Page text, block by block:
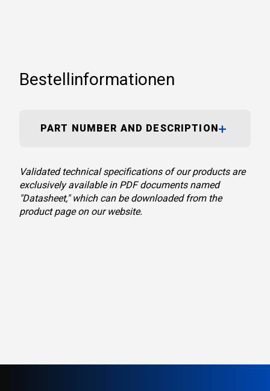
Bestellinformationen
PART NUMBER AND DESCRIPTION
Validated technical specifications of our products are
exclusively available in PDF documents named
"Datasheet," which can be downloaded from the
product page on our website.